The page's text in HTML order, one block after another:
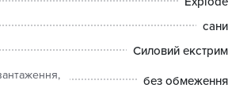
сани
Силовий екстрим
без обмеження